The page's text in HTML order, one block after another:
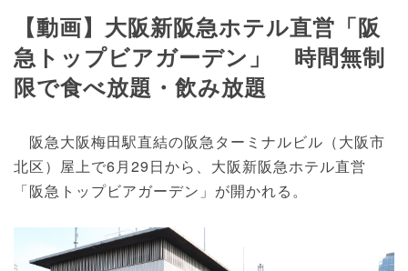
【動画】大阪新阪急ホテル直営「阪
急トップビアガーデン」 時間無制
限で食べ放題・飲み放題
阪急大阪梅田駅直結の阪急ターミナルビル（大阪市
北区）屋上で6月29日から、大阪新阪急ホテル直営
「阪急トップビアガーデン」が開かれる。